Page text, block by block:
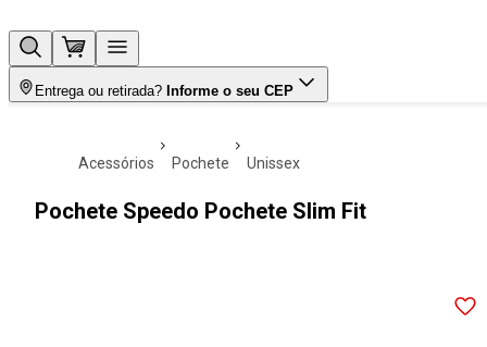
Entrega ou retirada? Informe o seu CEP
acessórios pochete unissex
Pochete Speedo Pochete Slim Fit